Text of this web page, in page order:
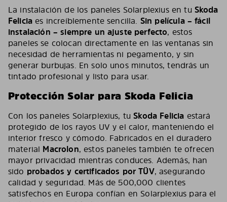
La instalación de los paneles Solarplexius en tu Skoda
Felicia es increíblemente sencilla. Sin película – fácil
instalación – siempre un ajuste perfecto, estos
paneles se colocan directamente en las ventanas sin
necesidad de herramientas ni pegamento, y sin
generar burbujas. En solo unos minutos, tendrás un
tintado profesional y listo para usar.
Protección Solar para Skoda Felicia
Con los paneles Solarplexius, tuSkoda Felicia estará
protegido de los rayos UV y el calor, manteniendo el
interior fresco y cómodo. Fabricados en el duradero
material Macrolon, estos paneles también te ofrecen
mayor privacidad mientras conduces. Además, han
sido probados y certificados por TÜV, asegurando
calidad y seguridad. Más de 500,000 clientes
satisfechos en Europa confían en Solarplexius para el